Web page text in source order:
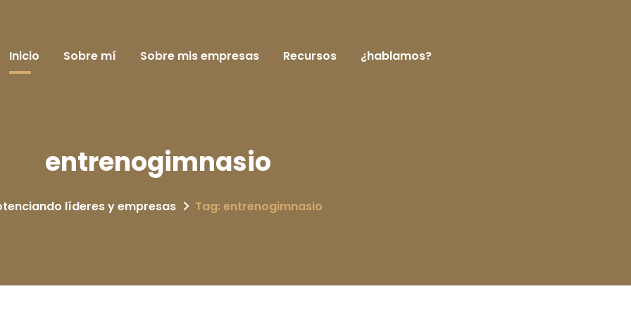
Inicio Sobre mí Sobre mis empresas Recursos ¿hablamos?
entrenogimnasio
líderes y empresas Tag: entrenogimnasio